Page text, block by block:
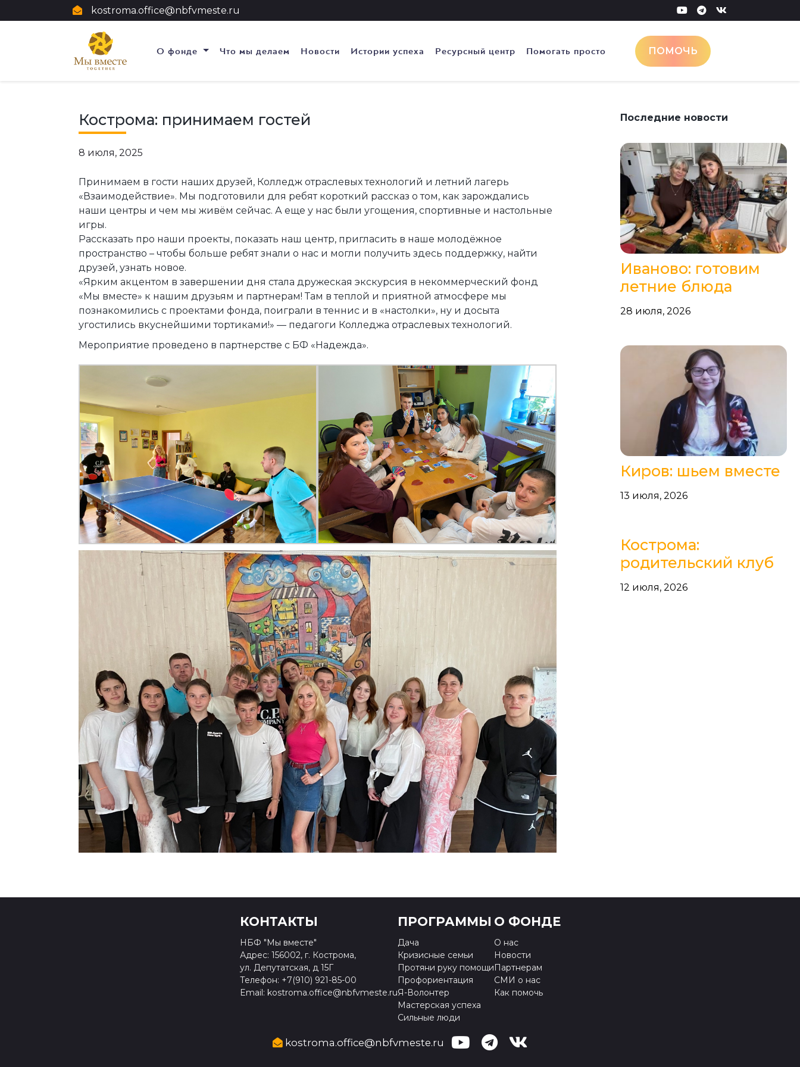
kostroma.office@nbfvmeste.ru
О фонде Что мы делаем Новости Истории успеха Ресурсный центр Помогать просто ПОМОЧЬ
Кострома: принимаем гостей
8 июля, 2025
Принимаем в гости наших друзей, Колледж отраслевых технологий и летний лагерь
«Взаимодействие». Мы подготовили для ребят короткий рассказ о том, как зарождались
наши центры и чем мы живём сейчас. А еще у нас были угощения, спортивные и настольные
игры.
Рассказать про наши проекты, показать наш центр, пригласить в наше молодёжное
пространство – чтобы больше ребят знали о нас и могли получить здесь поддержку, найти
друзей, узнать новое.
«Ярким акцентом в завершении дня стала дружеская экскурсия в некоммерческий фонд
«Мы вместе» к нашим друзьям и партнерам! Там в теплой и приятной атмосфере мы
познакомились с проектами фонда, поиграли в теннис и в «настолки», ну и досыта
угостились вкуснейшими тортиками!» — педагоги Колледжа отраслевых технологий.
Мероприятие проведено в партнерстве с БФ «Надежда».
Последние новости
Иваново: готовим
летние блюда
28 июля, 2026
Киров: шьем вместе
13 июля, 2026
Кострома:
родительский клуб
12 июля, 2026
КОНТАКТЫ
НБФ "Мы вместе"
Адрес: 156002, г. Кострома,
ул. Депутатская, д 15Г
Телефон: +7(910) 921-85-00
Email: kostroma.office@nbfvmeste.ru
ПРОГРАММЫ
Дача
Кризисные семьи
Протяни руку помощи
Профориентация
Я-Волонтер
Мастерская успеха
Сильные люди
О ФОНДЕ
О нас
Новости
Партнерам
СМИ о нас
Как помочь
kostroma.office@nbfvmeste.ru